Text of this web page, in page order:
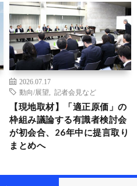
2026.07.17
動向/展望
記者会見など
【現地取材】「適正原価」の
枠組み議論する有識者検討会
が初会合、26年中に提言取り
まとめへ